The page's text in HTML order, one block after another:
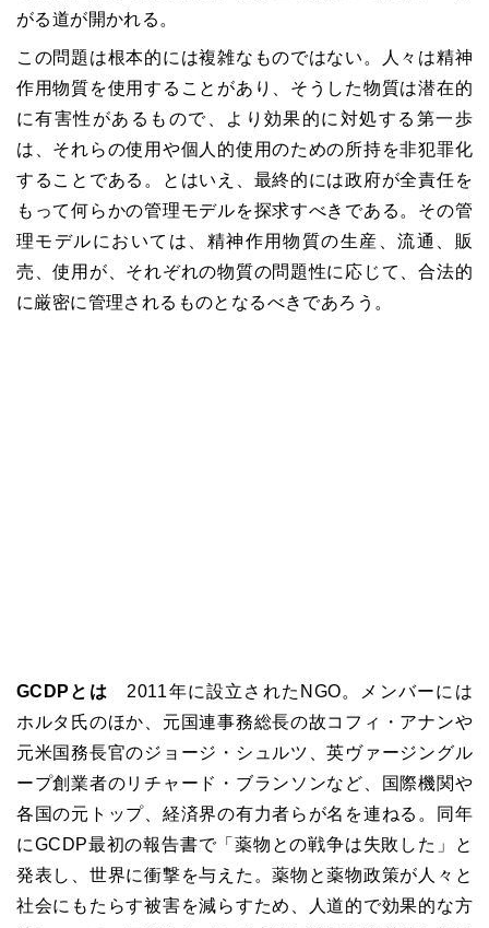
がる道が開かれる。
この問題は根本的には複雑なものではない。人々は精神
作用物質を使用することがあり、そうした物質は潜在的
に有害性があるもので、より効果的に対処する第一歩
は、それらの使用や個人的使用のための所持を非犯罪化
することである。とはいえ、最終的には政府が全責任を
もって何らかの管理モデルを探求すべきである。その管
理モデルにおいては、精神作用物質の生産、流通、販
売、使用が、それぞれの物質の問題性に応じて、合法的
に厳密に管理されるものとなるべきであろう。
GCDPとは 2011年に設立された NGO。メンバーには
ホルタ氏のほか、元国連事務総長の故コフィ・アナンや
元米国務長官のジョージ・シュルツ、英ヴァージングル
ープ創業者のリチャード・ブランソンなど、国際機関や
各国の元トップ、経済界の有力者らが名を連ねる。同年
にGCDP最初の報告書で「薬物との戦争は失敗した」と
発表し、世界に衝撃を与えた。薬物と薬物政策が人々と
社会にもたらす被害を減らすため、人道的で効果的な方